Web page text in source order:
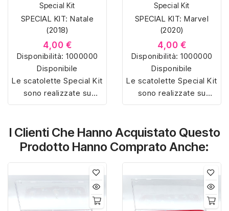
Special Kit
SPECIAL KIT: Natale
(2018)
4,00 €
Disponibilità: 1000000
Disponibile
Le scatolette Special Kit
sono realizzate su
misura con materiali di
interno sagomato in
vellutino rosso e offrono
soluzioni eleganti e
collezione di sorpresine.
Special Kit
SPECIAL KIT: Marvel
(2020)
4,00 €
Disponibilità: 1000000
Disponibile
Le scatolette Special Kit
sono realizzate su
misura con materiali di
interno sagomato in
vellutino rosso e offrono
soluzioni eleganti e
e mostrare la tua
collezione di sorpresine.
I Clienti Che Hanno Acquistato Questo
Prodotto Hanno Comprato Anche: